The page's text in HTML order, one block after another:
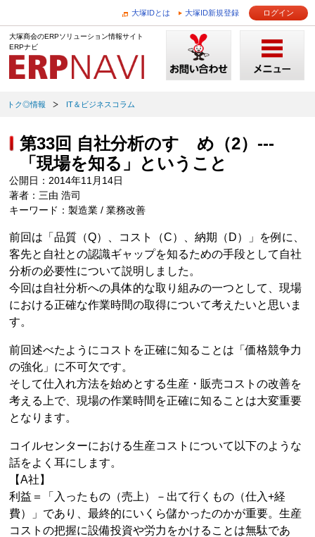
大塚IDとは 大塚ID新規登録 ログイン
大塚商会のERPソリューション情報サイト
ERPナビ
トク◎情報 IT＆ビジネスコラム
第33回 自社分析のすゝめ（2）---
「現場を知る」ということ
公開日：2014年11月14日
著者：三由 浩司
キーワード：製造業 / 業務改善
前回は「品質（Q）、コスト（C）、納期（D）」を例に、
客先と自社との認識ギャップを知るための手段として自社
分析の必要性について説明しました。
今回は自社分析への具体的な取り組みの一つとして、現場
における正確な作業時間の取得について考えたいと思いま
す。
前回述べたようにコストを正確に知ることは「価格競争力
の強化」に不可欠です。
そして仕入れ方法を始めとする生産・販売コストの改善を
考える上で、現場の作業時間を正確に知ることは大変重要
となります。
コイルセンターにおける生産コストについて以下のような
話をよく耳にします。
【A社】
利益＝「入ったもの（売上）－出て行くもの（仕入+経
費）」であり、最終的にいくら儲かったのかが重要。生産
コストの把握に設備投資や労力をかけることは無駄であ